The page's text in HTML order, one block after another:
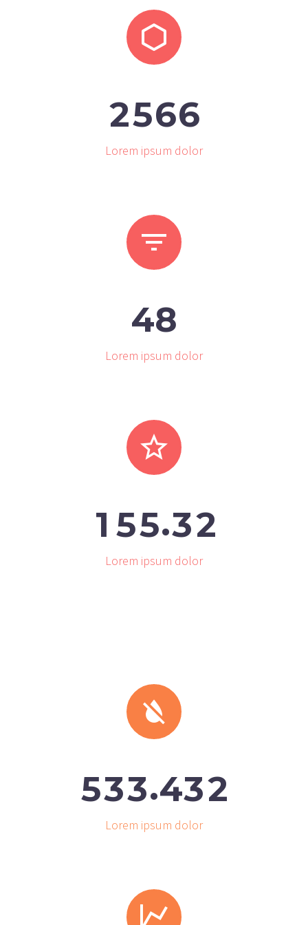


2566
Lorem ipsum dolor


48
Lorem ipsum dolor


1 55.32
Lorem ipsum dolor


533.432
Lorem ipsum dolor

